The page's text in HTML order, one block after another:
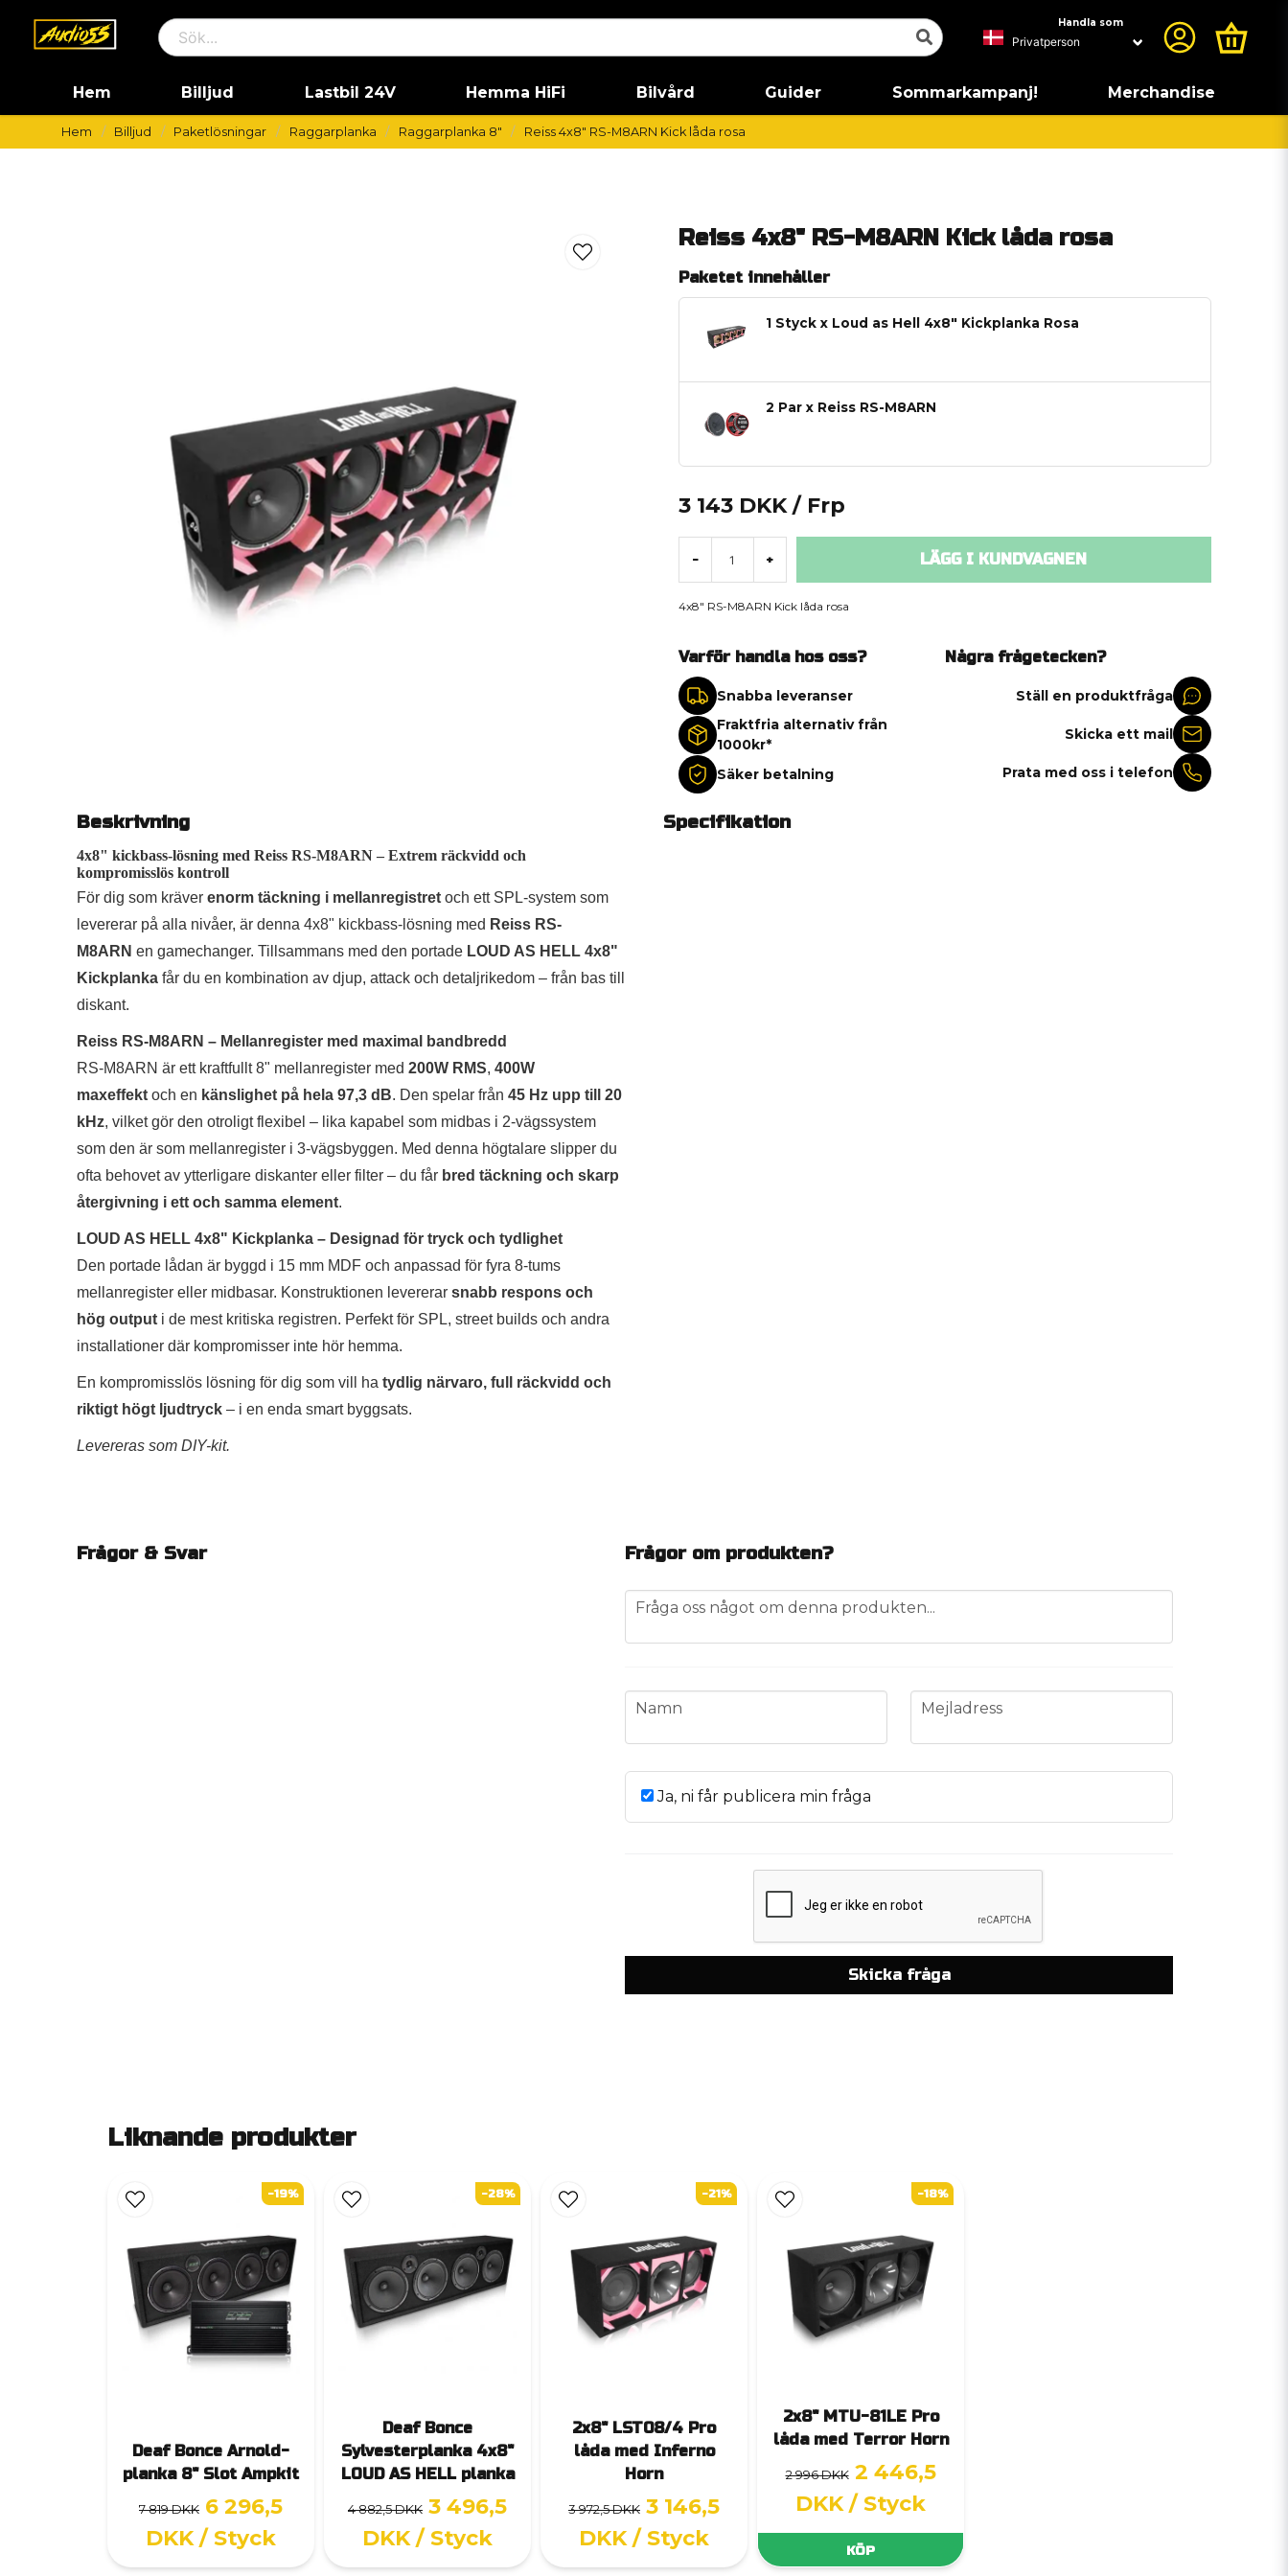
Handla som
Hem Billjud Lastbil 24V Hemma HiFi Bilvård Guider Sommarkampanj! Merchandise
Hem Billjud Paketlösningar Raggarplanka Raggarplanka 8" Reiss 4x8" RS-M8ARN Kick låda rosa
Reiss 4x8" RS-M8ARN Kick låda rosa
Paketet innehåller
1 Styck x Loud as Hell 4x8" Kickplanka Rosa
2 Par x Reiss RS-M8ARN
3 143 DKK / Frp
- + LÄGG I KUNDVAGNEN
4x8" RS-M8ARN Kick låda rosa
Varför handla hos oss?
Snabba leveranser
Fraktfria alternativ från
1000kr*
Säker betalning
Några frågetecken?
Ställ en produktfråga
Skicka ett mail
Prata med oss i telefon
Beskrivning
4x8" kickbass-lösning med Reiss RS-M8ARN – Extrem räckvidd och
kompromisslös kontroll
För dig som kräver enorm täckning i mellanregistret och ett SPL-system som
levererar på alla nivåer, är denna 4x8" kickbass-lösning med Reiss RS-
M8ARN en gamechanger. Tillsammans med den portade LOUD AS HELL 4x8"
Kickplanka får du en kombination av djup, attack och detaljrikedom – från bas till
diskant.
Reiss RS-M8ARN – Mellanregister med maximal bandbredd
RS-M8ARN är ett kraftfullt 8" mellanregister med 200W RMS, 400W
maxeffekt och en känslighet på hela 97,3 dB. Den spelar från 45 Hz upp till 20
kHz, vilket gör den otroligt flexibel – lika kapabel som midbas i 2-vägssystem
som den är som mellanregister i 3-vägsbyggen. Med denna högtalare slipper du
ofta behovet av ytterligare diskanter eller filter – du får bred täckning och skarp
återgivning i ett och samma element.
LOUD AS HELL 4x8" Kickplanka – Designad för tryck och tydlighet
Den portade lådan är byggd i 15 mm MDF och anpassad för fyra 8-tums
mellanregister eller midbasar. Konstruktionen levererar snabb respons och
hög output i de mest kritiska registren. Perfekt för SPL, street builds och andra
installationer där kompromisser inte hör hemma.
En kompromisslös lösning för dig som vill ha tydlig närvaro, full räckvidd och
riktigt högt ljudtryck – i en enda smart byggsats.
Levereras som DIY-kit.
Specifikation
Frågor & Svar Frågor om produkten?
question
Fråga oss något om denna produkten...
name
Namn email
Mejladress
Ja, ni får publicera min fråga
Skicka fråga
Liknande produkter
Deaf Bonce Arnold-
planka 8" Slot Ampkit
7 819 DKK 6 296,5
DKK / Styck
-19%
Deaf Bonce
Sylvesterplanka 4x8"
LOUD AS HELL planka
4 882,5 DKK 3 496,5
DKK / Styck
-28%
2x8" LST08/4 Pro
låda med Inferno
Horn
3 972,5 DKK 3 146,5
DKK / Styck
-21%
2x8" MTU-81LE Pro
låda med Terror Horn
2 996 DKK 2 446,5
DKK / Styck
KÖP
-18%